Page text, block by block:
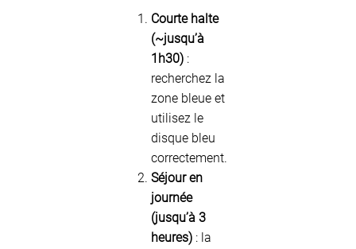
Courte halte
(~jusqu’à
1h30) :
recherchez la
zone bleue et
utilisez le
disque bleu
correctement.
Séjour en
journée
(jusqu’à 3
heures) : la